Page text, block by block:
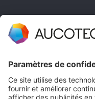
CONTACT
Téléphone +49 511